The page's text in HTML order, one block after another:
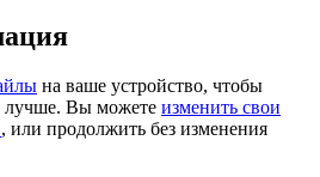
на ваше устройство, чтобы
лучше. Вы можете изменить свои
, или продолжить без изменения